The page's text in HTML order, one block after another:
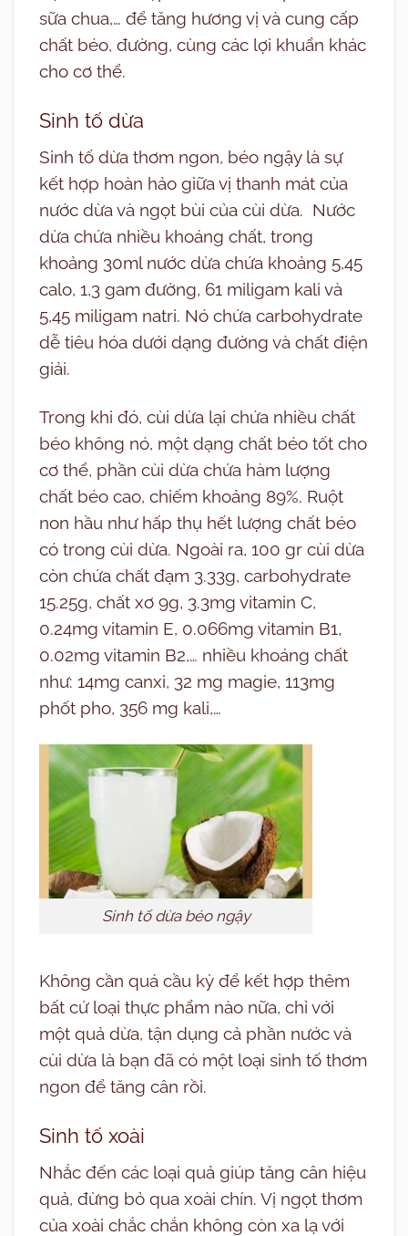
sữa chua,… để tăng hương vị và cung cấp
chất béo, đường, cùng các lợi khuẩn khác
cho cơ thể.
Sinh tố dừa
Sinh tố dừa thơm ngon, béo ngậy là sự
kết hợp hoàn hảo giữa vị thanh mát của
nước dừa và ngọt bùi của cùi dừa. Nước
dừa chứa nhiều khoáng chất, trong
khoảng 30ml nước dừa chứa khoảng 5,45
calo, 1,3 gam đường, 61 miligam kali và
5,45 miligam natri. Nó chứa carbohydrate
dễ tiêu hóa dưới dạng đường và chất điện
giải.
Trong khi đó, cùi dừa lại chứa nhiều chất
béo không nó, một dạng chất béo tốt cho
cơ thể, phần cùi dừa chứa hàm lượng
chất béo cao, chiếm khoảng 89%. Ruột
non hầu như hấp thụ hết lượng chất béo
có trong cùi dừa. Ngoài ra, 100 gr cùi dừa
còn chứa chất đạm 3.33g, carbohydrate
15.25g, chất xơ 9g, 3.3mg vitamin C,
0.24mg vitamin E, 0.066mg vitamin B1,
0.02mg vitamin B2,… nhiều khoáng chất
như: 14mg canxi, 32 mg magie, 113mg
phốt pho, 356 mg kali,…
Sinh tố dừa béo ngậy
Không cần quá cầu kỳ để kết hợp thêm
bất cứ loại thực phẩm nào nữa, chỉ với
một quả dừa, tận dụng cả phần nước và
cùi dừa là bạn đã có một loại sinh tố thơm
ngon để tăng cân rồi.
Sinh tố xoài
Nhắc đến các loại quả giúp tăng cân hiệu
quả, đừng bỏ qua xoài chín. Vị ngọt thơm
của xoài chắc chắn không còn xa lạ với